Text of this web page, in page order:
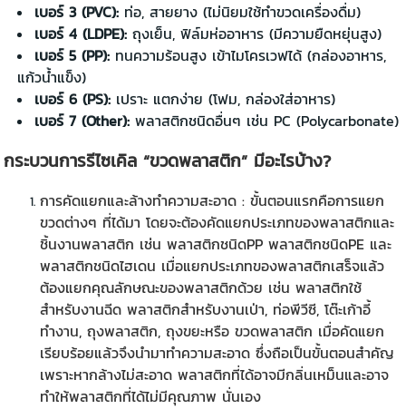
เบอร์ 3 (PVC): ท่อ, สายยาง (ไม่นิยมใช้ทำขวดเครื่องดื่ม)
เบอร์ 4 (LDPE): ถุงเย็น, ฟิล์มห่ออาหาร (มีความยืดหยุ่นสูง)
เบอร์ 5 (PP): ทนความร้อนสูง เข้าไมโครเวฟได้ (กล่องอาหาร,
แก้วน้ำแข็ง)
เบอร์ 6 (PS): เปราะ แตกง่าย (โฟม, กล่องใส่อาหาร)
เบอร์ 7 (Other): พลาสติกชนิดอื่นๆ เช่น PC (Polycarbonate)
กระบวนการรีไซเคิล “ขวดพลาสติก” มีอะไรบ้าง?
การคัดแยกและล้างทำความสะอาด : ขั้นตอนแรกคือการแยก
ขวดต่างๆ ที่ได้มา โดยจะต้องคัดแยกประเภทของพลาสติกและ
ชิ้นงานพลาสติก เช่น พลาสติกชนิดPP พลาสติกชนิดPE และ
พลาสติกชนิดไฮเดน เมื่อแยกประเภทของพลาสติกเสร็จแล้ว
ต้องแยกคุณลักษณะของพลาสติกด้วย เช่น พลาสติกใช้
สำหรับงานฉีด พลาสติกสำหรับงานเป่า, ท่อพีวีซี, โต๊ะเก้าอี้
ทำงาน, ถุงพลาสติก, ถุงขยะหรือ ขวดพลาสติก เมื่อคัดแยก
เรียบร้อยแล้วจึงนำมาทำความสะอาด ซึ่งถือเป็นขั้นตอนสำคัญ
เพราะหากล้างไม่สะอาด พลาสติกที่ได้อาจมีกลิ่นเหม็นและอาจ
ทำให้พลาสติกที่ได้ไม่มีคุณภาพ นั่นเอง